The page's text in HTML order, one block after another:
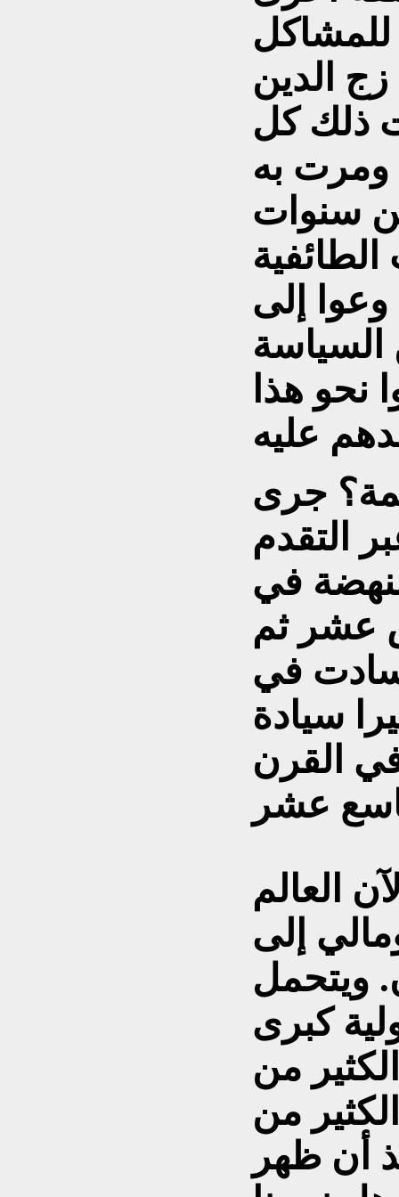
الدين
ذلك كل
ومرت به
سنوات
وعوا إلى
السياسة
نحو هذا
جرى
التقدم
في
عشر ثم
سادت في
سيادة
القرن
العالم
إلى
ويتحمل
كبرى
من
من
أن ظهر